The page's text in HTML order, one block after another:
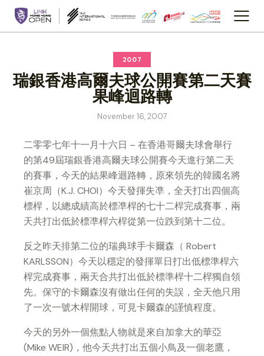
2007
瑞銀香港高爾夫球公開賽第二天賽
果峰迴路轉
November 16, 2007
二零零七年十一月十六日 – 在香港哥爾夫球會舉行
的第49屆瑞銀香港高爾夫球公開賽今天進行第二天
的賽事，今天的結果峰迴路轉，原來領先的韓國名將
崔京周（K.J. CHOI）今天發揮失凖，全天打出四個高
標桿，以總成績高於標凖桿的七十二桿完成賽事，兩
天共打出低於標凖桿六桿從第一位跌到第十二位。
反之昨天排第二位的瑞典球手卡爾森（ Robert
KARLSSON）今天以穩定的發揮單日打出低標準桿六
桿完成賽事，兩天合共打出低於標準桿十二桿獨自領
先。保守的卡爾森沒有做出任何的失誤，全天他只用
了一次一號木桿開球，可見卡爾森的謹慎程度。
今天的另外一個焦點人物就是來自加拿大的華亞
(Mike WEIR)，他今天共打出五個小鳥及一個老鷹，